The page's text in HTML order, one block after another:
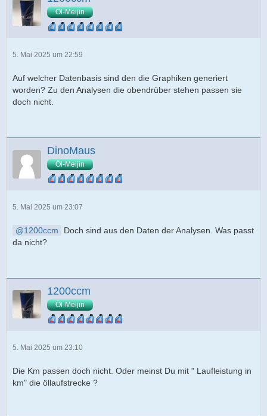
Öl-Meijin
5. Mai 2025 um 22:59
Auf welcher Datenbasis sind den die Graphiken generiert
worden? Zu den Analysen die obendrüber stehen passen sie
doch nicht.
DinoMaus
Öl-Meijin
5. Mai 2025 um 23:07
1200ccm
Doch sind aus den Daten der Analysen. Was passt
da nicht?
1200ccm
Öl-Meijin
5. Mai 2025 um 23:10
Die Km passen doch nicht. Oder meinst Du mit " Laufleistung in
km" die öllaufstrecke ?